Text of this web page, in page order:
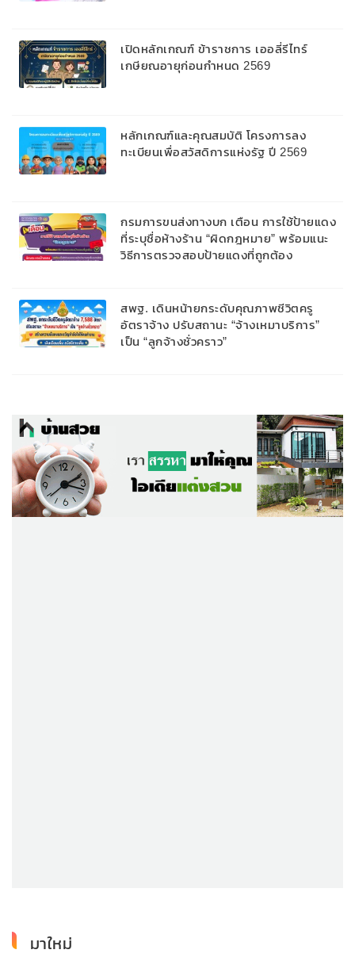
สูงสุด 10 ปี
เปิดหลักเกณฑ์ ข้าราชการ เออลี่รีไทร์
เกษียณอายุก่อนกำหนด 2569
หลักเกณฑ์และคุณสมบัติ โครงการลง
ทะเบียนเพื่อสวัสดิการแห่งรัฐ ปี 2569
กรมการขนส่งทางบก เตือน การใช้ป้ายแดง
ที่ระบุชื่อห้างร้าน “ผิดกฎหมาย” พร้อมแนะ
วิธีการตรวจสอบป้ายแดงที่ถูกต้อง
สพฐ. เดินหน้ายกระดับคุณภาพชีวิตครู
อัตราจ้าง ปรับสถานะ “จ้างเหมาบริการ”
เป็น “ลูกจ้างชั่วคราว”
มาใหม่